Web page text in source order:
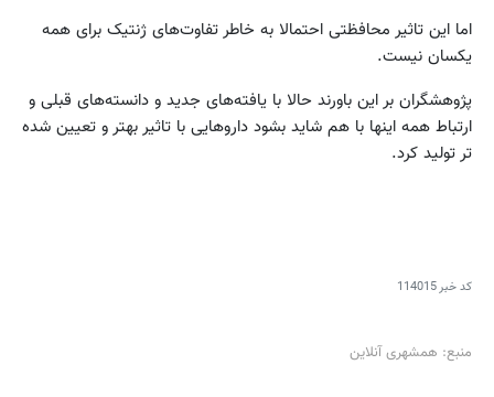
اما این تاثیر محافظتی احتمالا به خاطر تفاوت‌های ژنتیک برای همه
یکسان نیست.
پژوهشگران بر این باورند حالا با یافته‌های جدید و دانسته‌های قبلی و
ارتباط همه اینها با هم شاید بشود داروهایی با تاثیر بهتر و تعیین شده
تر تولید کرد.
کد خبر114015
منبع: همشهری آنلاین